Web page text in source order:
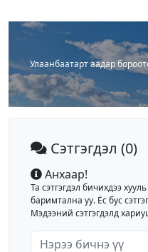
Улаанбаатарт аадар
Сэтгэгдэл (0)
Анхаар!
Та сэтгэгдэл бичихдээ
баримтална уу. Ёс бус
Мэдээний сэтгэгдэлд